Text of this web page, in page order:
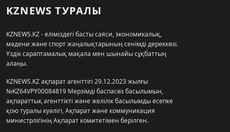
KZNEWS ТУРАЛЫ
KZNEWS.KZ - еліміздегі басты саяси, экономикалық,
мәдени және спорт жаңалықтарының сенімді дереккөзі.
Үздік сараптамалық мақала мен шынайы сұқбаттың
алаңы.
KZNEWS.KZ ақпарат агенттігі 29.12.2023 жылғы
№KZ64VPY00084819 Мерзімді баспасөз басылымын,
ақпараттық агенттікті және желілік басылымды есепке
қою туралы куәлігі, Ақпарат және коммуникация
министрлігінің Ақпарат комитетімен берілген.